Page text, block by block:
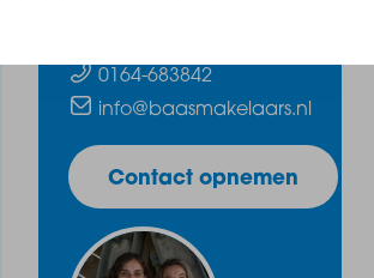
te beantwoorden en je zo
0164-683842
info@baasmakelaars.nl
Contact opnemen